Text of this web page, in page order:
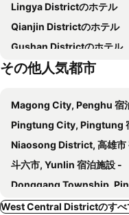
Rich
Just Sleep Tainan Ten-
Talmud Hotel Tainan
Ying Dai Hotel
Sunrise Hotel
Hotel Lightness
The Vintage Maison
Hwa Nan Hotel
Jj-W
Lins House
National Museum of Taiwan
Tainan Fort Provintia
Tainan Confucius Temple
Tainan Anping Fort
Kaohsiung Sanfong Zhong
Lingya Districtのホテル
Qianjin Districtのホテル
Gushan Districtのホテル
その他人気都市
Magong City, Penghu 宿泊施
Pingtung City, Pingtung 宿泊施
Niaosong District, 高雄市 宿泊施
斗六市, Yunlin 宿泊施設 -
Donggang Township, Pingtung 宿泊
Qianzhen District, 高雄市 宿泊施
West Central Districtのすべ